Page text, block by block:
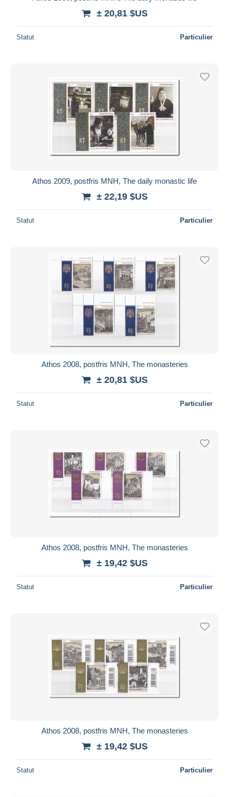
± 20,81 $US
Statut Particulier
Athos 2009, postfris MNH, The daily monastic life
± 22,19 $US
Statut Particulier
Athos 2008, postfris MNH, The monasteries
± 20,81 $US
Statut Particulier
Athos 2008, postfris MNH, The monasteries
± 19,42 $US
Statut Particulier
Athos 2008, postfris MNH, The monasteries
± 19,42 $US
Statut Particulier